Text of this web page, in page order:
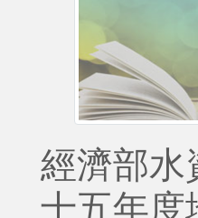
經濟部水
十五年度